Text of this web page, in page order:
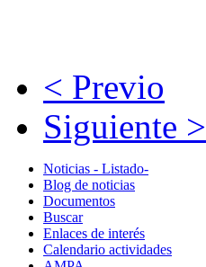
< Previo
Siguiente >
Noticias - Listado-
Blog de noticias
Documentos
Buscar
Enlaces de interés
Calendario actividades